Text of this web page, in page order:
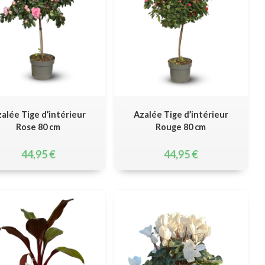
Tige d’intérieur
Rose 80 cm
44,95€
Azalée Tige d’intérieur
Rouge 80 cm
44,95€